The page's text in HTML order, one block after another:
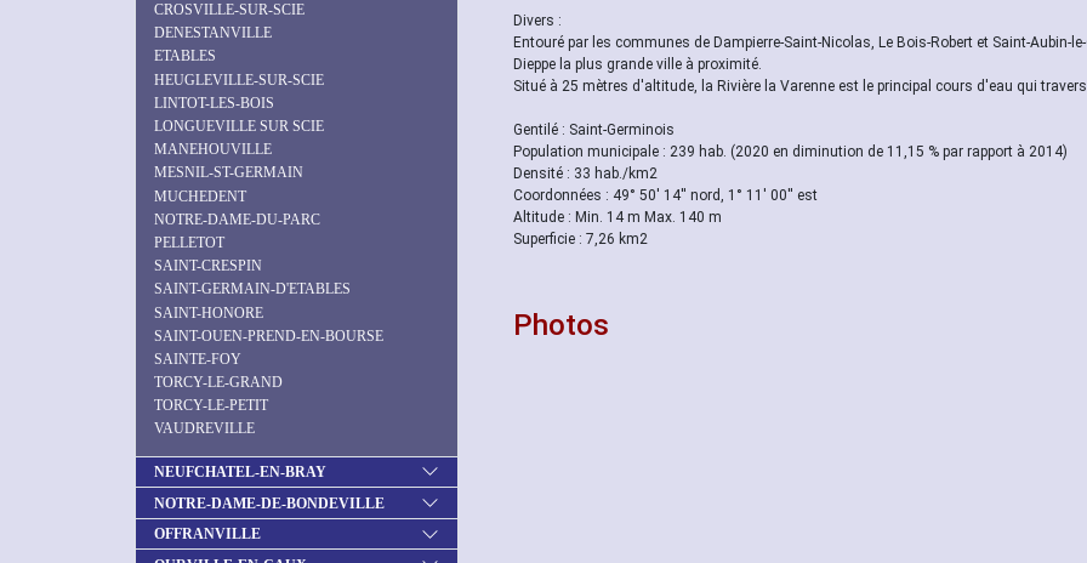
CROSVILLE-SUR-SCIE
DENESTANVILLE
ETABLES
HEUGLEVILLE-SUR-SCIE
LINTOT-LES-BOIS
LONGUEVILLE SUR SCIE
MANEHOUVILLE
MESNIL-ST-GERMAIN
MUCHEDENT
NOTRE-DAME-DU-PARC
PELLETOT
SAINT-CRESPIN
SAINT-GERMAIN-D'ETABLES
SAINT-HONORE
SAINT-OUEN-PREND-EN-BOURSE
SAINTE-FOY
TORCY-LE-GRAND
TORCY-LE-PETIT
VAUDREVILLE
NEUFCHATEL-EN-BRAY
NOTRE-DAME-DE-BONDEVILLE
OFFRANVILLE
Divers :
Entouré par les communes de Dampierre-Saint-Nicolas, Le Bois-Robert et Saint-
Dieppe la plus grande ville à proximité.
Situé à 25 mètres d'altitude, la Rivière la Varenne est le principal cours d'eau qui
Gentilé : Saint-Germinois
Population municipale : 239 hab. (2020 en diminution de 11,15 % par rapport à 2014)
Densité : 33 hab./km2
Coordonnées : 49° 50' 14'' nord, 1° 11' 00'' est
Altitude : Min. 14 m Max. 140 m
Superficie : 7,26 km2
Photos